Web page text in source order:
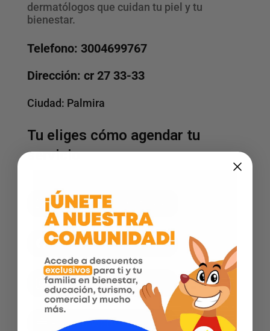
dermatólogos que cuidan tu piel y tu
bienestar.
Telefono: 3004699767
Dirección: cr 27 33-33
Ciudad: Palmira
Tu eliges cómo agendar tu
servicio
Agenda por WhatsApp
Facebook
Instagram
Página web